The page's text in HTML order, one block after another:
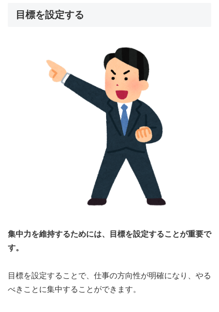
目標を設定する
集中力を維持するためには、目標を設定することが重要で
す。
目標を設定することで、仕事の方向性が明確になり、やる
べきことに集中することができます。